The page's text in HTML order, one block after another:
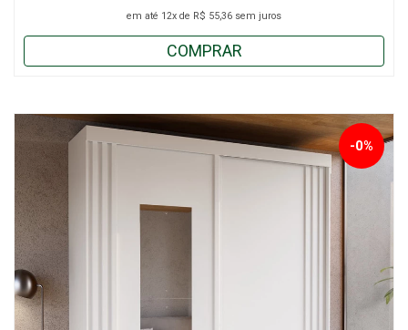
em até 12x de R$ 55,36 sem juros
COMPRAR
-0%